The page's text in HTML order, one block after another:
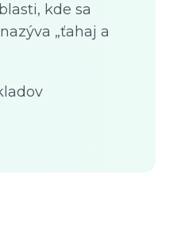
kde sa
„ťahaj a